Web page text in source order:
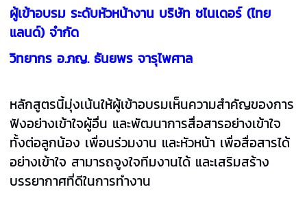
ผู้เข้าอบรม ระดับหัวหน้างาน บริษัท ชไนเดอร์ (ไทย
แลนด์) จำกัด
วิทยากร อ.ภญ. ธันยพร จารุไพศาล
หลักสูตรนี้มุ่งเน้นให้ผู้เข้าอบรมเห็นความสำคัญของการ
ฟังอย่างเข้าใจผู้อื่น และพัฒนาการสื่อสารอย่างเข้าใจ
ทั้งต่อลูกน้อง เพื่อนร่วมงาน และหัวหน้า เพื่อสื่อสารได้
อย่างเข้าใจ สามารถจูงใจทีมงานได้ และเสริมสร้าง
บรรยากาศที่ดีในการทำงาน